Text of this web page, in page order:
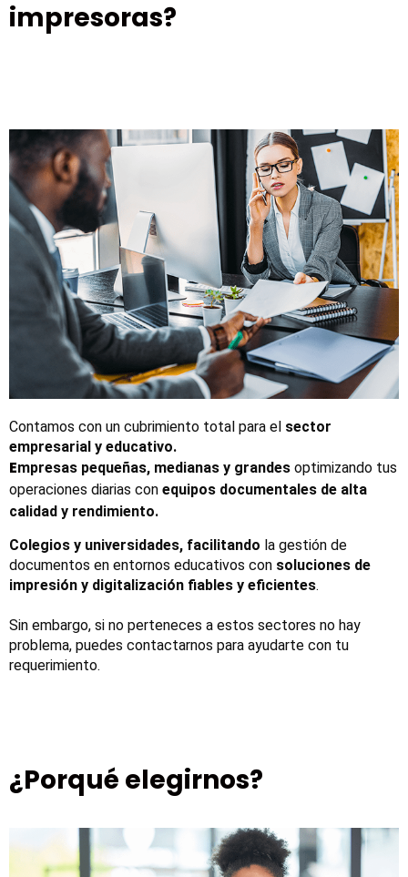
impresoras?
Contamos con un cubrimiento total para el sector
empresarial y educativo.
Empresas pequeñas, medianas y grandes optimizando tus
operaciones diarias con equipos documentales de alta
calidad y rendimiento.
Colegios y universidades, facilitando la gestión de
documentos en entornos educativos con soluciones de
impresión y digitalización fiables y eficientes.
Sin embargo, si no perteneces a estos sectores no hay
problema, puedes contactarnos para ayudarte con tu
requerimiento.
¿Porqué elegirnos?